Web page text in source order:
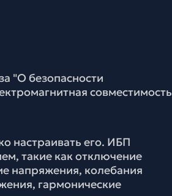
"О безопасности
совместимость
настраивать его. ИБП
такие как отключение
напряжения, колебания
гармонические